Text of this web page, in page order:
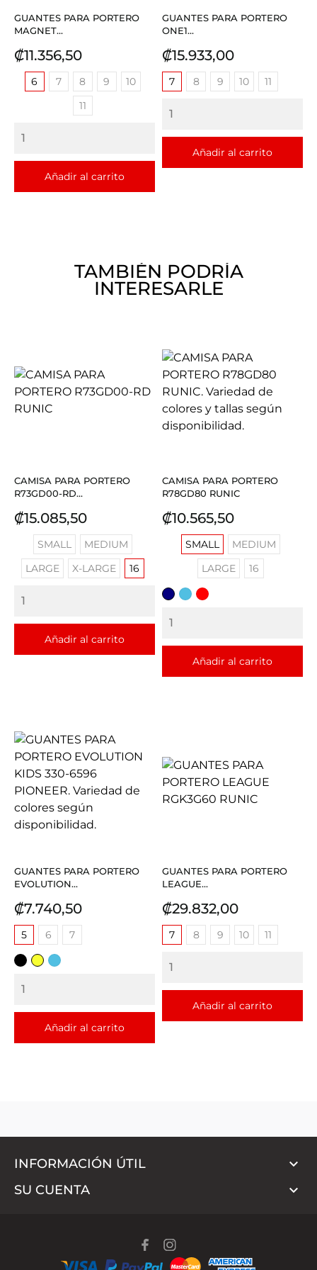
GUANTES PARA PORTERO
MAGNET...
Precio
₡11.356,50
6 7 8 9
10
11
Añadir al carrito
GUANTES PARA PORTERO
ONE1...
Precio
₡15.933,00
7 8 9 10 11
Añadir al carrito
TAMBIÉN PODRÍA
INTERESARLE
CAMISA PARA PORTERO
R73GD00-RD...
Precio
₡15.085,50
SMALL
MEDIUM
LARGE
X-LARGE 16
Añadir al carrito
CAMISA PARA PORTERO
R78GD80 RUNIC
Precio
₡10.565,50
SMALL
MEDIUM
LARGE
16
AZULTURQUESA
ROJO
Añadir al carrito
GUANTES PARA PORTERO
EVOLUTION...
Precio
₡7.740,50
5 6 7
NEGRO
AMARILLO
TURQUESA
Añadir al carrito
GUANTES PARA PORTERO
LEAGUE...
Precio
₡29.832,00
7 8 9 10 11
Añadir al carrito
INFORMACIÓN ÚTIL 
SU CUENTA 